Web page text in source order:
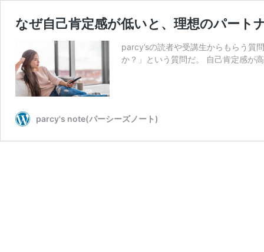
なぜ自己肯定感が低いと、理想のパート
parcy’sの読者や受講生からもらう質
か？」という質問だ。 自己肯定感が
parcy's note(パーシーズノート)